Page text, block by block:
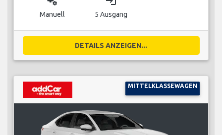
Manuell 5 Ausgang
DETAILS ANZEIGEN...
MITTELKLASSEWAGEN